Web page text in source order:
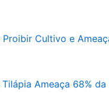
Ameaça 68%